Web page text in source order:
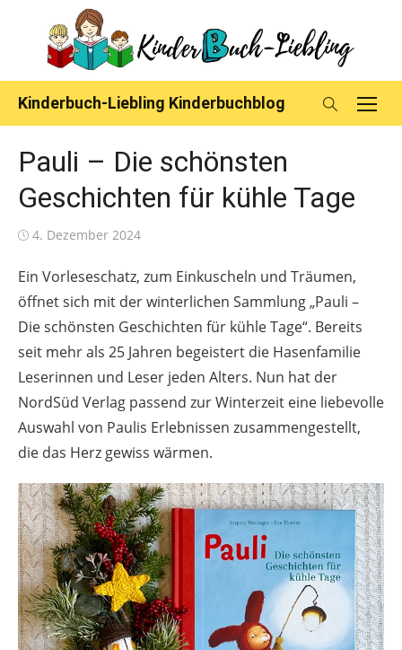
content
Kinderbuch-Liebling Kinderbuchblog
Pauli – Die schönsten
Geschichten für kühle Tage
Posted
4. Dezember 2024
Ein Vorleseschatz, zum Einkuscheln und Träumen,
öffnet sich mit der winterlichen Sammlung „Pauli –
Die schönsten Geschichten für kühle Tage“. Bereits
seit mehr als 25 Jahren begeistert die Hasenfamilie
Leserinnen und Leser jeden Alters. Nun hat der
NordSüd Verlag passend zur Winterzeit eine liebevolle
Auswahl von Paulis Erlebnissen zusammengestellt,
die das Herz gewiss wärmen.